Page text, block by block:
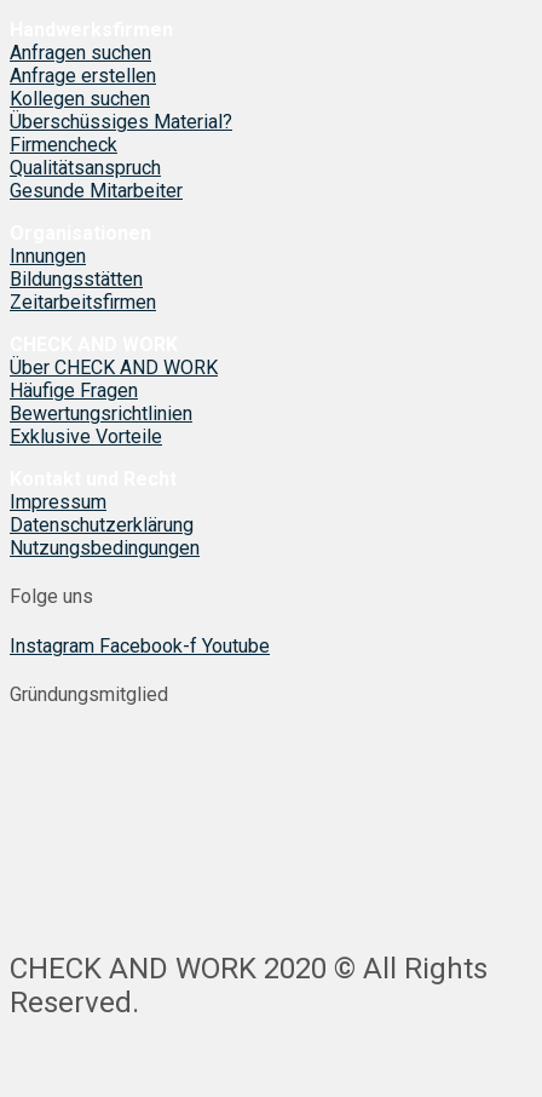
Anfragen suchen
Anfrage erstellen
Kollegen suchen
Überschüssiges Material?
Firmencheck
Qualitätsanspruch
Gesunde Mitarbeiter
Innungen
Bildungsstätten
Zeitarbeitsfirmen
Über CHECK AND WORK
Häufige Fragen
Bewertungsrichtlinien
Exklusive Vorteile
Impressum
Datenschutzerklärung
Nutzungsbedingungen
Folge uns
Instagram Facebook-f Youtube
Gründungsmitglied
CHECK AND WORK 2020 © All Rights
Reserved.